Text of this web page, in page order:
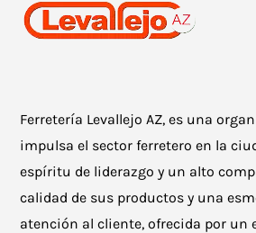
Ferretería Levallejo AZ, es una
impulsa el sector ferretero en la
espíritu de liderazgo y un alto
calidad de sus productos y una
atención al cliente, ofrecida por un